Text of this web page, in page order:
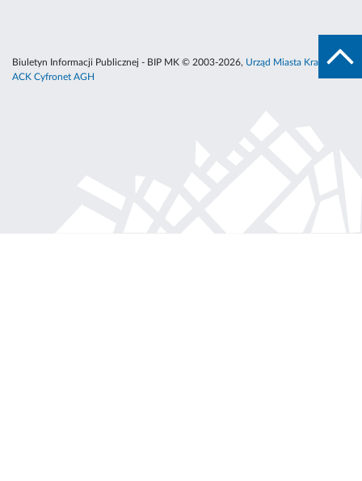
Biuletyn Informacji Publicznej - BIP MK © 2003-2026, Urząd Miasta Krakowa
ACK Cyfronet AGH